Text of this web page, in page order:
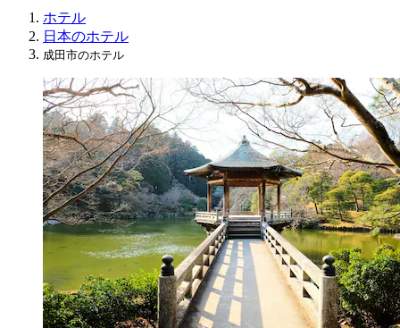
ホテル
日本のホテル
成田市のホテル